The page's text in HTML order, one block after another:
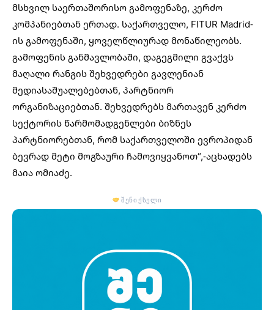
მსხვილ საერთაშორისო გამოფენაზე, კერძო
კომპანიებთან ერთად. საქართველო, FITUR Madrid-
ის გამოფენაში, ყოველწლიურად მონაწილეობს.
გამოფენის განმავლობაში, დაგეგმილი გვაქვს
მაღალი რანგის შეხვედრები გავლენიან
მედიასაშუალებებთან, პარტნიორ
ორგანიზაციებთან. შეხვედრებს მართავენ კერძო
სექტორის წარმომადგენლები ბიზნეს
პარტნიორებთან, რომ საქართველოში ევროპიდან
ბევრად მეტი მოგზაური ჩამოვიყვანოთ“,-აცხადებს
მაია ომიაძე.
შენი ქსელი